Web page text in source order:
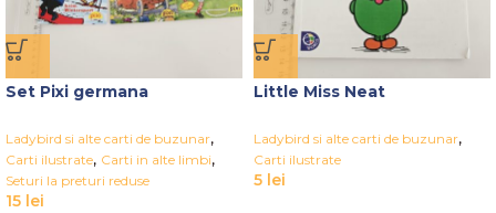
Set Pixi germana
Ladybird si alte carti de buzunar,
Carti ilustrate, Carti in alte limbi,
Seturi la preturi reduse
15 lei
Little Miss Neat
Ladybird si alte carti de buzunar,
Carti ilustrate
5 lei